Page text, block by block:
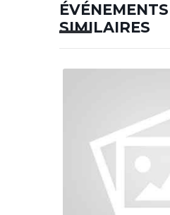
ÉVÉNEMENTS
SIMILAIRES